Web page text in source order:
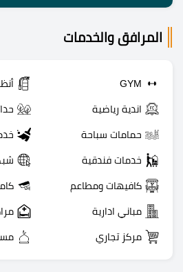
المرافق والخدمات
GYM
اندية رياضية
حمامات سباحة
خدمات فندقية
كافيهات ومطاعم
مباني ادارية
مركز تجاري